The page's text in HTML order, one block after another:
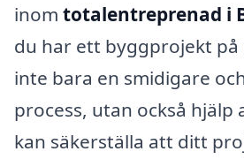
inom totalentreprenad i
du har ett byggprojekt på
inte bara en smidigare
process, utan också hjälp
kan säkerställa att ditt